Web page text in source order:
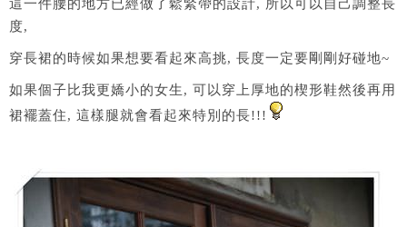
這一件腰的地方已經做了鬆緊帶的設計, 所以可以自己調整長
度,
穿長裙的時候如果想要看起來高挑, 長度一定要剛剛好碰地~
如果個子比我更嬌小的女生, 可以穿上厚地的楔形鞋然後再用
裙襬蓋住, 這樣腿就會看起來特別的長!!!